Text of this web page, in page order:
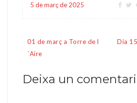
5 de març de 2025
Navegació
d'entrades
01 de març a Torre de l
´Aire
Dia
Deixa un comentari